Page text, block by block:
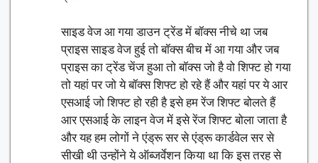
साइड वेज आ गया डाउन ट्रेंड में बॉक्स नीचे था जब
प्राइस साइड वेज हुई तो बॉक्स बीच में आ गया और जब
प्राइस का ट्रेंड चेंज हुआ तो बॉक्स जो है वो शिफ्ट हो गया
तो यहां पर जो ये बॉक्स शिफ्ट हो रहे हैं और यहां पर ये आर
एसआई जो शिफ्ट हो रही है इसे हम रेंज शिफ्ट बोलते हैं
आर एसआई के लाइन वेज में इसे रेंज शिफ्ट बोला जाता है
और यह हम लोगों ने एंड्रू सर से एंड्रू कार्डवेल सर से
सीखी थी उन्होंने ये ऑब्जर्वेशन किया था कि इस तरह से